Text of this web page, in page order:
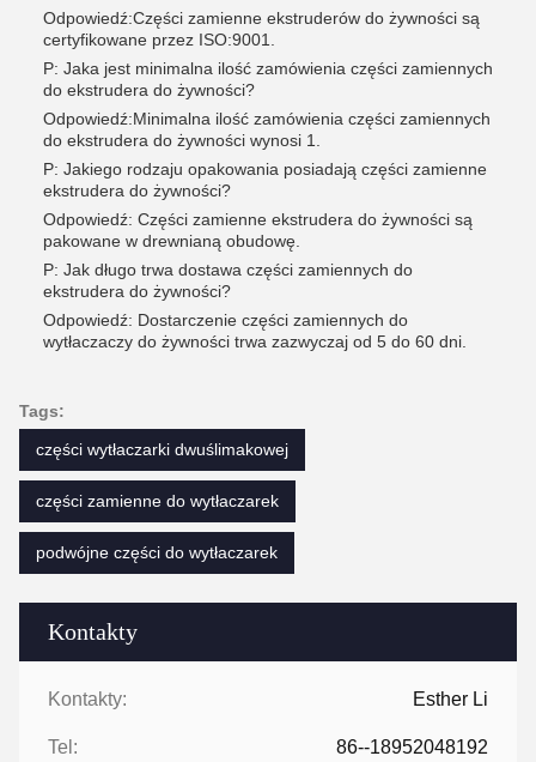
Kontakty
Kontakty: Esther Li
Tel: 86--18952048192
Odpowiedź:Części zamienne ekstruderów do żywności są
certyfikowane przez ISO:9001.
P: Jaka jest minimalna ilość zamówienia części zamiennych
do ekstrudera do żywności?
Odpowiedź:Minimalna ilość zamówienia części zamiennych
do ekstrudera do żywności wynosi 1.
P: Jakiego rodzaju opakowania posiadają części zamienne
ekstrudera do żywności?
Odpowiedź: Części zamienne ekstrudera do żywności są
pakowane w drewnianą obudowę.
P: Jak długo trwa dostawa części zamiennych do
ekstrudera do żywności?
Odpowiedź: Dostarczenie części zamiennych do
wytłaczaczy do żywności trwa zazwyczaj od 5 do 60 dni.
Tags:
części wytłaczarki dwuślimakowej
części zamienne do wytłaczarek
podwójne części do wytłaczarek